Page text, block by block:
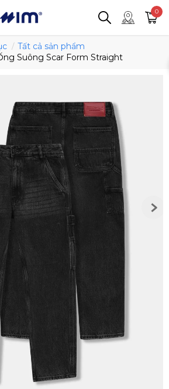
0
Tất cả sản phẩm
Suông Scar Form Straight